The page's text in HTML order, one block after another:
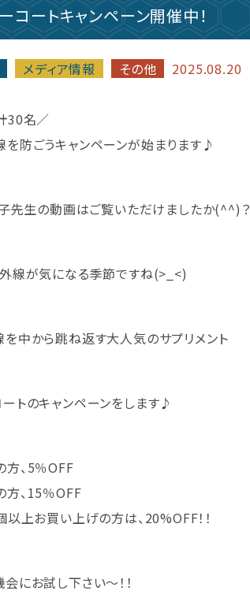
コートキャンペーン開催中！
メディア情報 その他 2025.08.20
30名／
を防ごうキャンペーンが始まります♪
先生の動画はご覧いただけましたか(^^)？
線が気になる季節ですね(>_<)
を中から跳ね返す大人気のサプリメント
トのキャンペーンをします♪
、5％OFF
、15％OFF
以上お買い上げの方は、20%OFF！！
にお試し下さい～！！